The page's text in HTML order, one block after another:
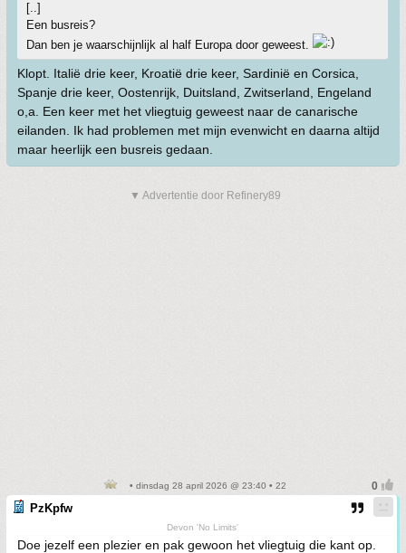
[..]
Een busreis?
Dan ben je waarschijnlijk al half Europa door geweest.
Klopt. Italië drie keer, Kroatië drie keer, Sardinië en Corsica,
Spanje drie keer, Oostenrijk, Duitsland, Zwitserland, Engeland
o,a. Een keer met het vliegtuig geweest naar de canarische
eilanden. Ik had problemen met mijn evenwicht en daarna altijd
maar heerlijk een busreis gedaan.
▼ Advertentie door Refinery89
• dinsdag 28 april 2026 @ 23:40 • 22
PzKpfw
Devon 'No Limits'
Doe jezelf een plezier en pak gewoon het vliegtuig die kant op.